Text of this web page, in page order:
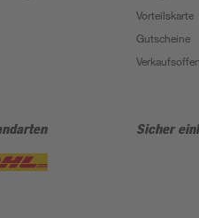
Vorteilskarte
Gutscheine
Sicher